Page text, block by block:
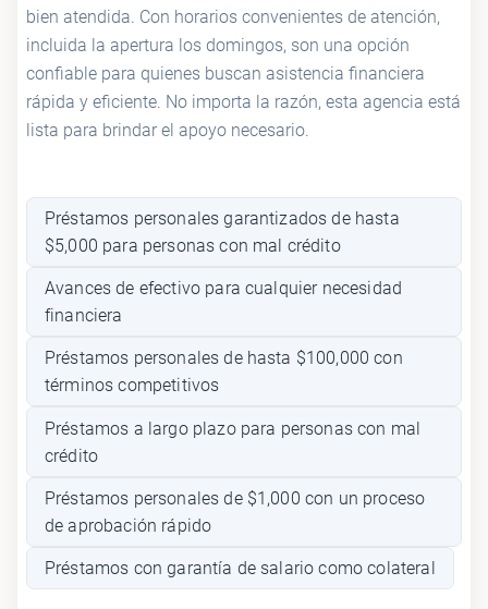
bien atendida. Con horarios convenientes de atención,
incluida la apertura los domingos, son una opción
confiable para quienes buscan asistencia financiera
rápida y eficiente. No importa la razón, esta agencia está
lista para brindar el apoyo necesario.
Préstamos personales garantizados de hasta
$5,000 para personas con mal crédito
Avances de efectivo para cualquier necesidad
financiera
Préstamos personales de hasta $100,000 con
términos competitivos
Préstamos a largo plazo para personas con mal
crédito
Préstamos personales de $1,000 con un proceso
de aprobación rápido
Préstamos con garantía de salario como colateral